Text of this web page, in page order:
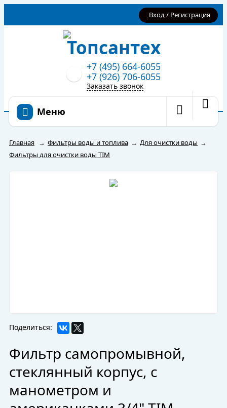
Вход/ Регистрация
+7 (495) 664-6055
+7 (926) 706-6055
Заказать звонок
Меню
Главная → Фильтры воды и топлива → Для очистки воды →
Фильтры для очистки воды TIM
Поделиться:
Фильтр самопромывной,
стеклянный корпус, с
манометром и